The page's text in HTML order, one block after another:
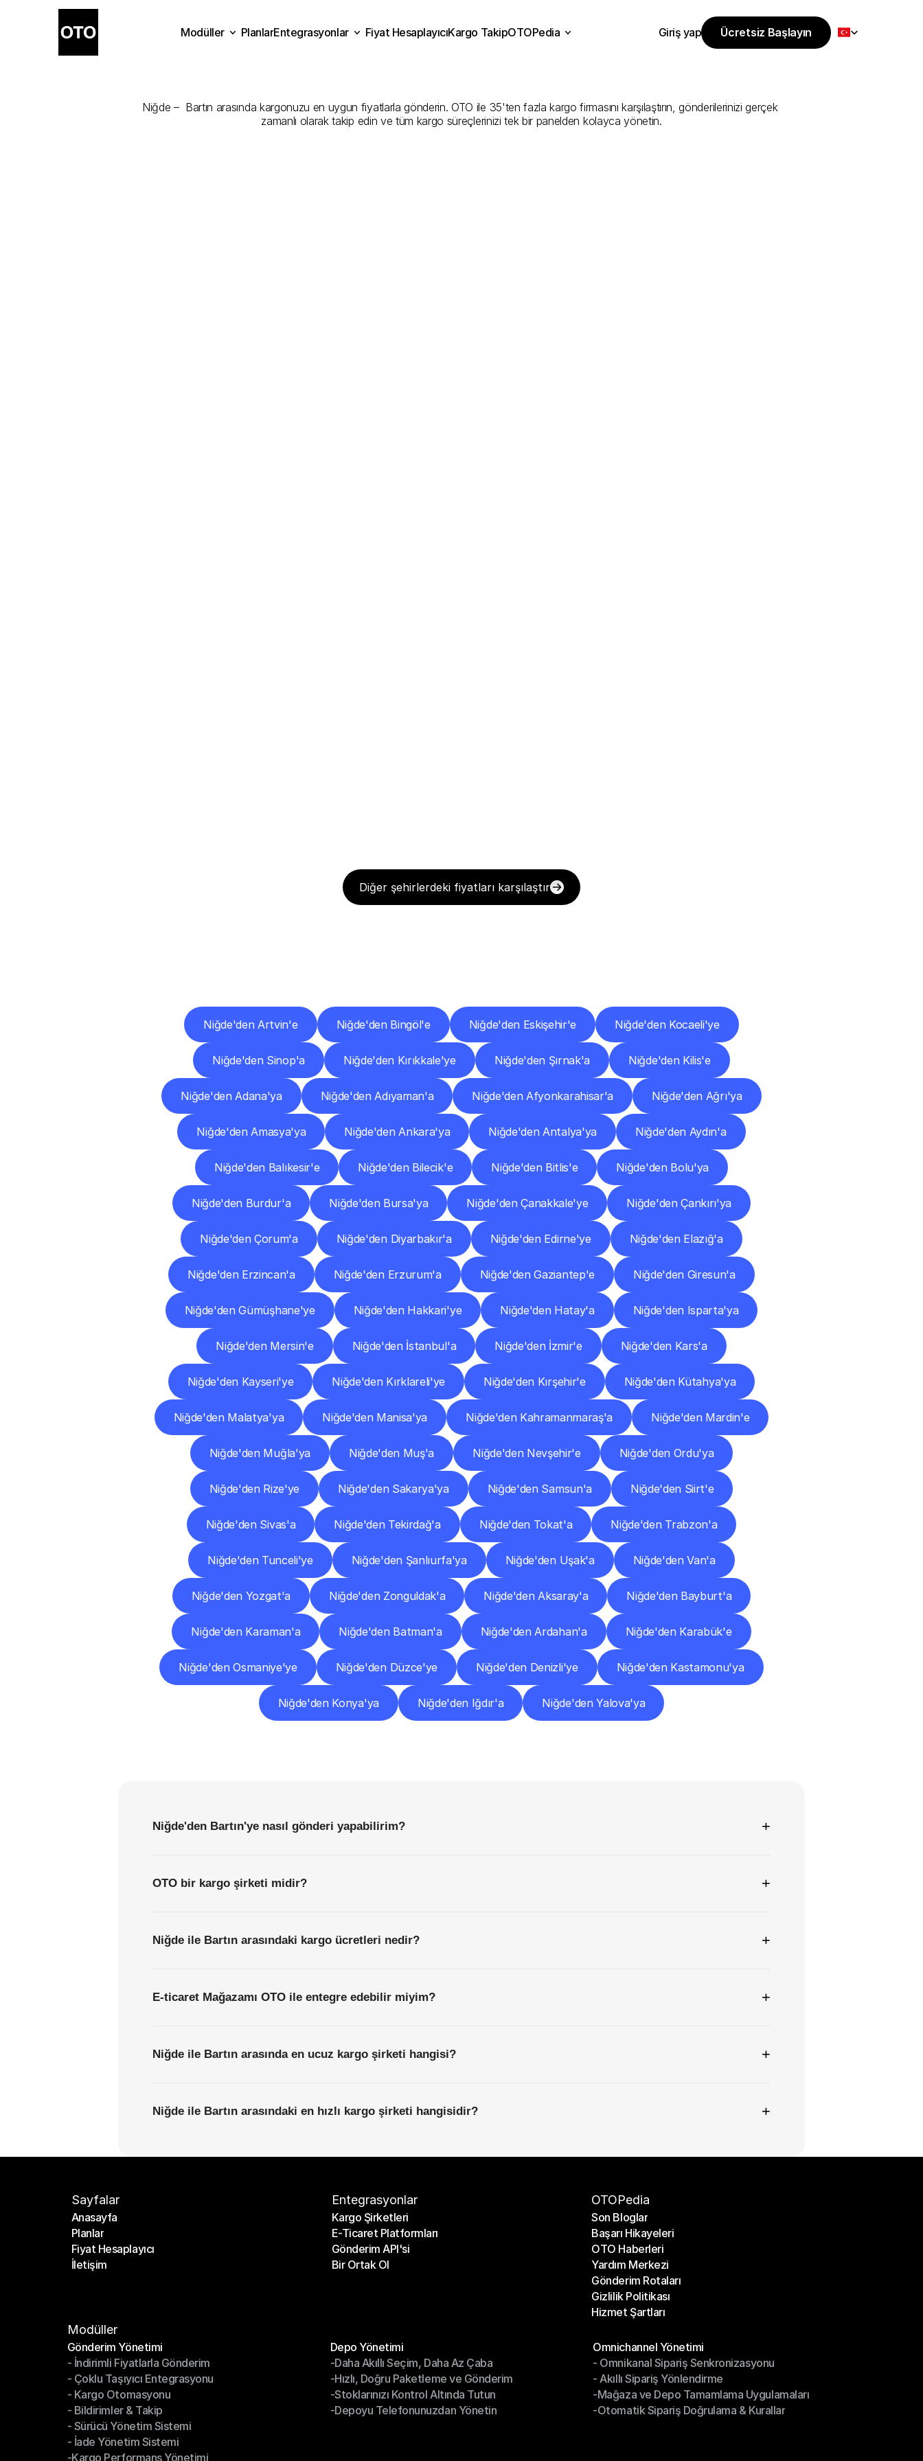
Enİyi
Niğde –  Bartın arasında kargonuzu en uygun fiyatlarla gönderin. OTO ile 35'ten fazla kargo firmasını karşılaştırın, gönderilerinizi gerçek
zamanlı olarak takip edin ve tüm kargo süreçlerinizi tek bir panelden kolayca yönetin.
Diğer şehirlerdeki fiyatları karşılaştır
Niğde'den Artvin'e Niğde'den Bingöl'e Niğde'den Eskişehir'e Niğde'den Kocaeli'ye
Niğde'den Sinop'a Niğde'den Kırıkkale'ye Niğde'den Şırnak'a Niğde'den Kilis'e
Niğde'den Adana'ya Niğde'den Adıyaman'a Niğde'den Afyonkarahisar'a Niğde'den Ağrı'ya
Niğde'den Amasya'ya Niğde'den Ankara'ya Niğde'den Antalya'ya Niğde'den Aydın'a
Niğde'den Balıkesir'e Niğde'den Bilecik'e Niğde'den Bitlis'e Niğde'den Bolu'ya
Niğde'den Burdur'a Niğde'den Bursa'ya Niğde'den Çanakkale'ye Niğde'den Çankırı'ya
Niğde'den Çorum'a Niğde'den Diyarbakır'a Niğde'den Edirne'ye Niğde'den Elazığ'a
Niğde'den Erzincan'a Niğde'den Erzurum'a Niğde'den Gaziantep'e Niğde'den Giresun'a
Niğde'den Gümüşhane'ye Niğde'den Hakkari'ye Niğde'den Hatay'a Niğde'den Isparta'ya
Niğde'den Mersin'e Niğde'den İstanbul'a Niğde'den İzmir'e Niğde'den Kars'a
Niğde'den Kayseri'ye Niğde'den Kırklareli'ye Niğde'den Kırşehir'e Niğde'den Kütahya'ya
Niğde'den Malatya'ya Niğde'den Manisa'ya Niğde'den Kahramanmaraş'a Niğde'den Mardin'e
Niğde'den Muğla'ya Niğde'den Muş'a Niğde'den Nevşehir'e Niğde'den Ordu'ya
Niğde'den Rize'ye Niğde'den Sakarya'ya Niğde'den Samsun'a Niğde'den Siirt'e
Niğde'den Sivas'a Niğde'den Tekirdağ'a Niğde'den Tokat'a Niğde'den Trabzon'a
Niğde'den Tunceli'ye Niğde'den Şanlıurfa'ya Niğde'den Uşak'a Niğde'den Van'a
Niğde'den Yozgat'a Niğde'den Zonguldak'a Niğde'den Aksaray'a Niğde'den Bayburt'a
Niğde'den Karaman'a Niğde'den Batman'a Niğde'den Ardahan'a Niğde'den Karabük'e
Niğde'den Osmaniye'ye Niğde'den Düzce'ye Niğde'den Denizli'ye Niğde'den Kastamonu'ya
Niğde'den Konya'ya Niğde'den Iğdır'a Niğde'den Yalova'ya
Niğde'den Bartın'ye nasıl gönderi yapabilirim? +
OTO bir kargo şirketi midir? +
Niğde ile Bartın arasındaki kargo ücretleri nedir? +
E-ticaret Mağazamı OTO ile entegre edebilir miyim? +
Niğde ile Bartın arasında en ucuz kargo şirketi hangisi? +
Niğde ile Bartın arasındaki en hızlı kargo şirketi hangisidir? +
Sayfalar
Anasayfa
Anasayfa
Planlar
Planlar
Fiyat Hesaplayıcı
Fiyat Hesaplayıcı
İletişim
Entegrasyonlar
Kargo Şirketleri
Kargo Şirketleri
E-Ticaret Platformları
E-Ticaret Platformları
Gönderim API'si
Gönderim API'si
Bir Ortak Ol
OTOPedia
Son Bloglar
Son Bloglar
Başarı Hikayeleri
Başarı Hikayeleri
OTO Haberleri
OTO Haberleri
Yardım Merkezi
Yardım Merkezi
Gönderim Rotaları
Gönderim Rotaları
Gizlilik Politikası
Gizlilik Politikası
Hizmet Şartları
Modüller
Gönderim Yönetimi
Gönderim Yönetimi
- İndirimli Fiyatlarla Gönderim
- İndirimli Fiyatlarla Gönderim
- Çoklu Taşıyıcı Entegrasyonu
- Çoklu Taşıyıcı Entegrasyonu
- Kargo Otomasyonu
- Kargo Otomasyonu
- Bildirimler & Takip
- Bildirimler & Takip
- Sürücü Yönetim Sistemi
- Sürücü Yönetim Sistemi
- İade Yönetim Sistemi
- İade Yönetim Sistemi
-Kargo Performans Yönetimi
Depo Yönetimi
Depo Yönetimi
-Daha Akıllı Seçim, Daha Az Çaba
-Daha Akıllı Seçim, Daha Az Çaba
-Hızlı, Doğru Paketleme ve Gönderim
-Hızlı, Doğru Paketleme ve Gönderim
-Stoklarınızı Kontrol Altında Tutun
-Stoklarınızı Kontrol Altında Tutun
-Depoyu Telefonunuzdan Yönetin
Omnichannel Yönetimi
Omnichannel Yönetimi
- Omnikanal Sipariş Senkronizasyonu
- Omnikanal Sipariş Senkronizasyonu
- Akıllı Sipariş Yönlendirme
- Akıllı Sipariş Yönlendirme
-Mağaza ve Depo Tamamlama Uygulamaları
-Mağaza ve Depo Tamamlama Uygulamaları
-Otomatik Sipariş Doğrulama & Kurallar
Modüller
PlanlarEntegrasyonlar
Fiyat HesaplayıcıKargo TakipOTOPedia
Giriş yap
Ücretsiz Başlayın
Ücretsiz Başlayın